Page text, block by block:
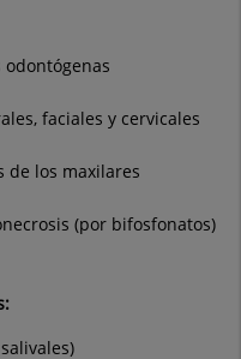
faciales y cervicales
de los maxilares
(por bifosfonatos)